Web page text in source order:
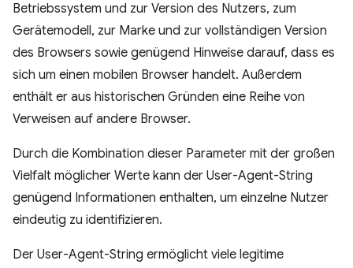
Betriebssystem und zur Version des Nutzers, zum
Gerätemodell, zur Marke und zur vollständigen Version
des Browsers sowie genügend Hinweise darauf, dass es
sich um einen mobilen Browser handelt. Außerdem
enthält er aus historischen Gründen eine Reihe von
Verweisen auf andere Browser.
Durch die Kombination dieser Parameter mit der großen
Vielfalt möglicher Werte kann der User-Agent-String
genügend Informationen enthalten, um einzelne Nutzer
eindeutig zu identifizieren.
Der User-Agent-String ermöglicht viele legitime